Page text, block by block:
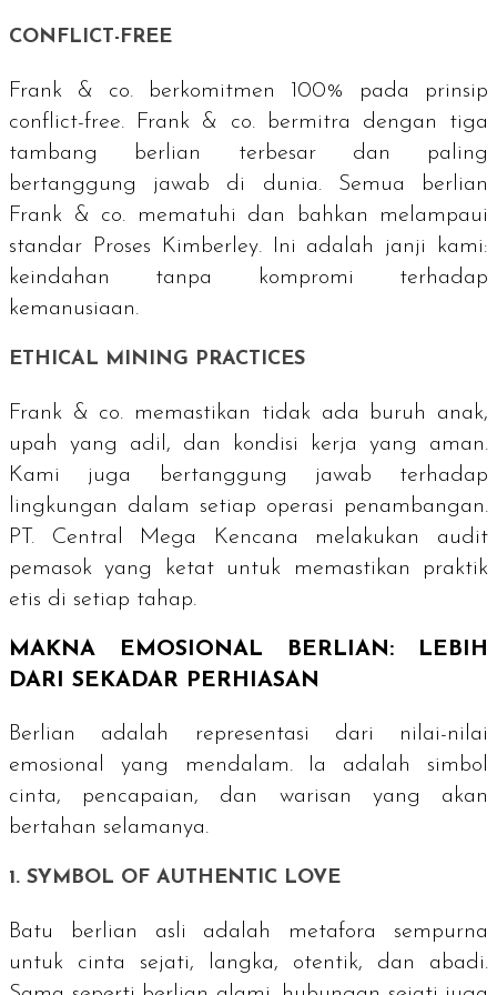
CONFLICT-FREE
Frank & co. berkomitmen 100% pada prinsip
conflict-free. Frank & co. bermitra dengan tiga
tambang berlian terbesar dan paling
bertanggung jawab di dunia. Semua berlian
Frank & co. mematuhi dan bahkan melampaui
standar Proses Kimberley. Ini adalah janji kami:
keindahan tanpa kompromi terhadap
kemanusiaan.
ETHICAL MINING PRACTICES
Frank & co. memastikan tidak ada buruh anak,
upah yang adil, dan kondisi kerja yang aman.
Kami juga bertanggung jawab terhadap
lingkungan dalam setiap operasi penambangan.
PT. Central Mega Kencana melakukan audit
pemasok yang ketat untuk memastikan praktik
etis di setiap tahap.
MAKNA EMOSIONAL BERLIAN: LEBIH
DARI SEKADAR PERHIASAN
Berlian adalah representasi dari nilai-nilai
emosional yang mendalam. Ia adalah simbol
cinta, pencapaian, dan warisan yang akan
bertahan selamanya.
1. SYMBOL OF AUTHENTIC LOVE
Batu berlian asli adalah metafora sempurna
untuk cinta sejati, langka, otentik, dan abadi.